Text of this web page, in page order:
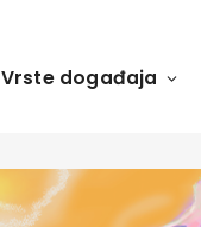
Vrste događaja